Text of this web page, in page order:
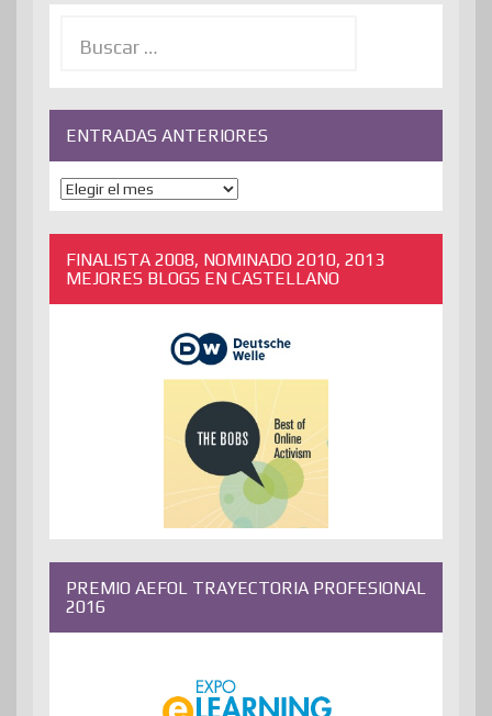
ENTRADAS ANTERIORES
ENTRADAS
ANTERIORES
FINALISTA 2008, NOMINADO 2010, 2013
MEJORES BLOGS EN CASTELLANO
PREMIO AEFOL TRAYECTORIA PROFESIONAL
2016